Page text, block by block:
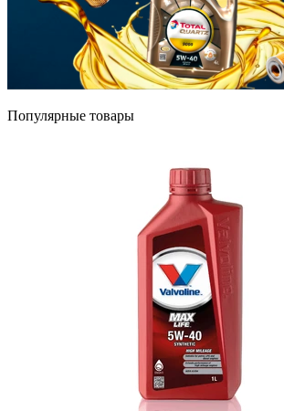
Популярные товары